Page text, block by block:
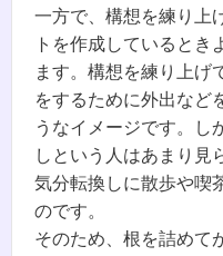
一方で、構想を練り上
トを作成しているとき
ます。構想を練り上げ
をするために外出など
うなイメージです。し
しという人はあまり見
気分転換しに散歩や喫
のです。
そのため、根を詰めて